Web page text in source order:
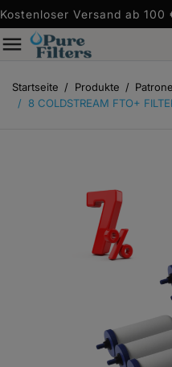
Kostenloser Versand ab
Startseite Produkte
8 COLDSTREAM FTO+